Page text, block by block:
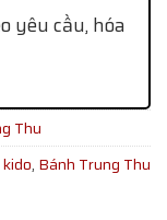
yêu cầu, hóa
Thu
, Bánh Trung Thu